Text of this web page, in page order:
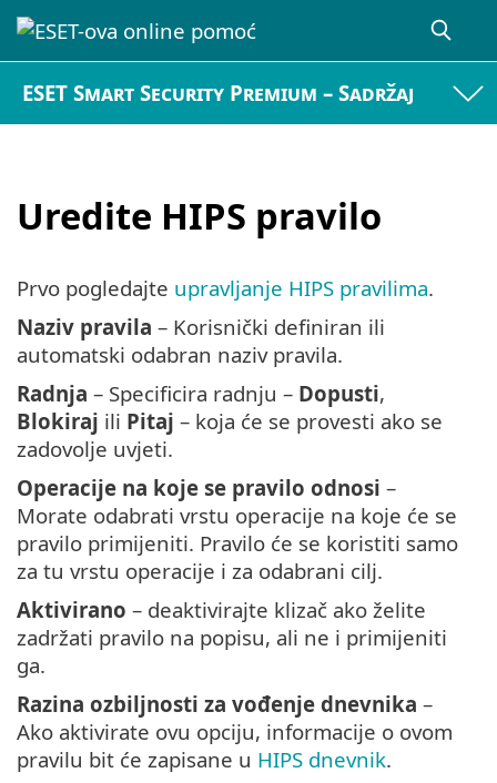
ESET Smart Security Premium – Sadržaj
Uredite HIPS pravilo
Prvo pogledajte upravljanje HIPS pravilima.
Naziv pravila – Korisnički definiran ili
automatski odabran naziv pravila.
Radnja – Specificira radnju – Dopusti,
Blokiraj ili Pitaj – koja će se provesti ako se
zadovolje uvjeti.
Operacije na koje se pravilo odnosi –
Morate odabrati vrstu operacije na koje će se
pravilo primijeniti. Pravilo će se koristiti samo
za tu vrstu operacije i za odabrani cilj.
Aktivirano – deaktivirajte klizač ako želite
zadržati pravilo na popisu, ali ne i primijeniti
ga.
Razina ozbiljnosti za vođenje dnevnika –
Ako aktivirate ovu opciju, informacije o ovom
pravilu bit će zapisane u HIPS dnevnik.